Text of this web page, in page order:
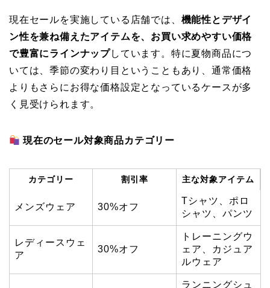
現在セールを実施している店舗では、 機能性とデザイ
ン性を兼ね備えたアイテムを、お買い求めやすい価格
で豊富にラインナップしています。特に夏物商品につ
いては、季節の変わり目ということもあり、通常価格
よりもさらにお得な価格設定となっているケースが多
く見受けられます。
現在のセール対象商品カテゴリー
カテゴリー 割引率 主な対象アイテム
メンズウェア 30%オフ
Tシャツ、ポロ
シャツ、パンツ
レディースウェ
ア
30%オフ
トレーニングウ
ェア、カジュア
ルウェア
ランニングシュ